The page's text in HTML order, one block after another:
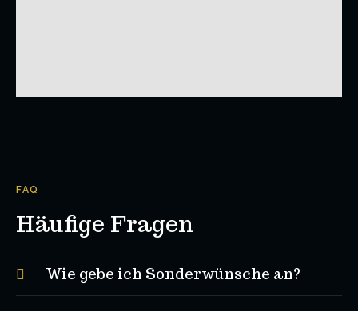
FAQ
Häufige Fragen
Wie gebe ich Sonderwünsche an?